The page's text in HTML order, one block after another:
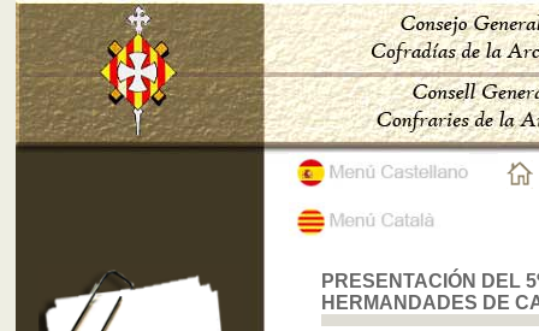
PRESENTACIÓN DEL
HERMANDADES DE